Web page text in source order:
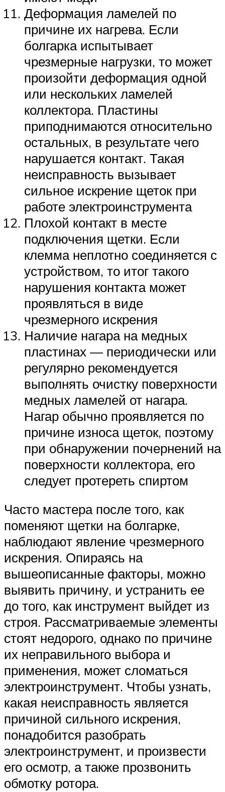
Деформация ламелей по
причине их нагрева. Если
болгарка испытывает
чрезмерные нагрузки, то может
произойти деформация одной
или нескольких ламелей
коллектора. Пластины
приподнимаются относительно
остальных, в результате чего
нарушается контакт. Такая
неисправность вызывает
сильное искрение щеток при
работе электроинструмента
Плохой контакт в месте
подключения щетки. Если
клемма неплотно соединяется с
устройством, то итог такого
нарушения контакта может
проявляться в виде
чрезмерного искрения
Наличие нагара на медных
пластинах — периодически или
регулярно рекомендуется
выполнять очистку поверхности
медных ламелей от нагара.
Нагар обычно проявляется по
причине износа щеток, поэтому
при обнаружении почернений на
поверхности коллектора, его
следует протереть спиртом
Часто мастера после того, как
поменяют щетки на болгарке,
наблюдают явление чрезмерного
искрения. Опираясь на
вышеописанные факторы, можно
выявить причину, и устранить ее
до того, как инструмент выйдет из
строя. Рассматриваемые элементы
стоят недорого, однако по причине
их неправильного выбора и
применения, может сломаться
электроинструмент. Чтобы узнать,
какая неисправность является
причиной сильного искрения,
понадобится разобрать
электроинструмент, и произвести
его осмотр, а также прозвонить
обмотку ротора.